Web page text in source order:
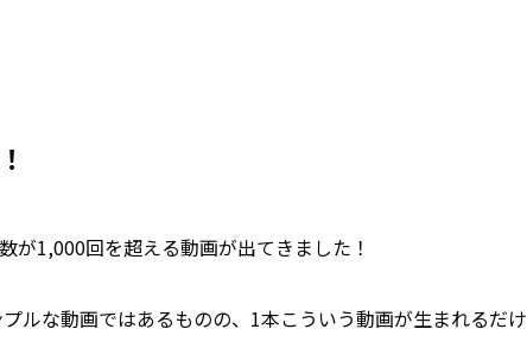
1,000回を超える動画が出てきました！
ルな動画ではあるものの、1本こういう動画が生まれるだけ